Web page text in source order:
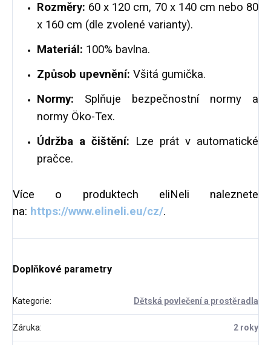
Rozměry: 60 x 120 cm, 70 x 140 cm nebo 80
x 160 cm (dle zvolené varianty).
Materiál: 100% bavlna.
Způsob upevnění: Všitá gumička.
Normy: Splňuje bezpečnostní normy a
normy Öko-Tex.
Údržba a čištění: Lze prát v automatické
pračce.
Více o produktech eliNeli naleznete
na: https://www.elineli.eu/cz/.
Doplňkové parametry
Kategorie: Dětská povlečení a prostěradla
Záruka: 2 roky